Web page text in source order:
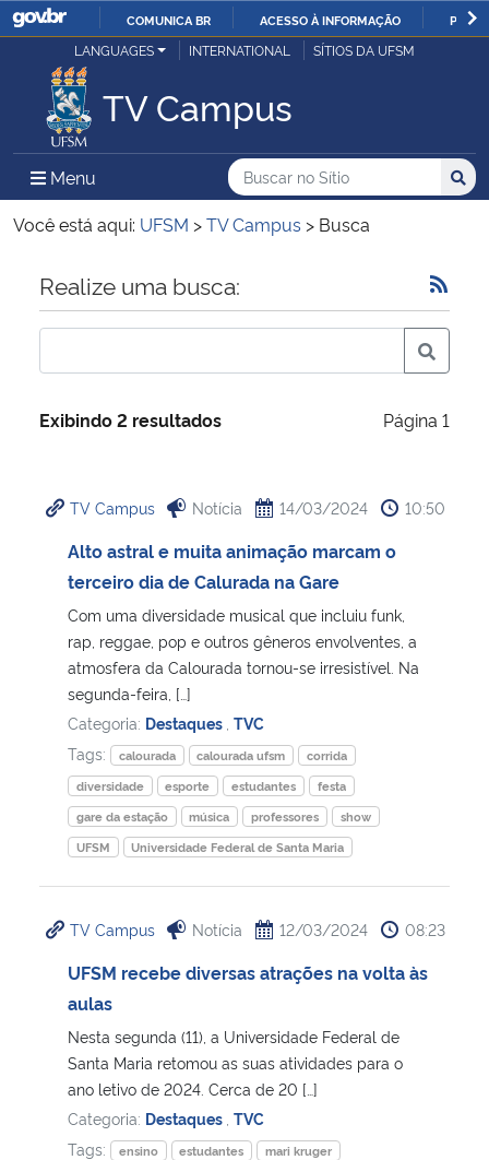
IR
O
COMUNICA BR ACESSO À INFORMAÇÃO
Ministério da Justiça e Segurança Pública
Ministério da Defesa
Ministério das Relações Exteriores
Ministério da Economia
Ministério da Infraestrutura
Ministério da Cidadania
Ministério de Minas e Energia
Ministério do Meio Ambiente
Ministério do Turismo
Ministério do Desenvolvimento Regional
Ministério da Mulher, da Família e dos Direitos Humanos
Secretaria-Geral
Secretaria de Governo
Gabinete de Segurança Institucional
LANGUAGES INTERNATIONAL SÍTIOS DA UFSM
TV Campus
Menu Menu Principal do Sítio
Busca
Buscar no no Sítio
Busca:
Você está aqui: UFSM >TV Campus > Busca
Início do conteúdo
Realize uma busca:
Exibindo 2 resultados Página 1
TV Campus Notícia 14/03/2024 10:50
Alto astral e muita animação marcam o
terceiro dia de Calurada na Gare
Com uma diversidade musical que incluiu funk,
rap, reggae, pop e outros gêneros envolventes, a
atmosfera da Calourada tornou-se irresistível. Na
segunda-feira, […]
Categoria: Destaques TVC
Tags:
calourada calourada ufsm
corrida
diversidade
esporte estudantes
festa
gare da estação
música professores
show
UFSM
Universidade Federal de Santa Maria
TV Campus Notícia 12/03/2024 08:23
UFSM recebe diversas atrações na volta às
aulas
Nesta segunda (11), a Universidade Federal de
Santa Maria retomou as suas atividades para o
ano letivo de 2024. Cerca de 20 […]
Categoria: Destaques TVC
Tags:
ensino estudantes
mari kruger